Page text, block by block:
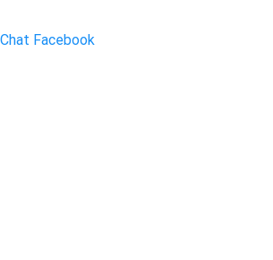
Chat Facebook